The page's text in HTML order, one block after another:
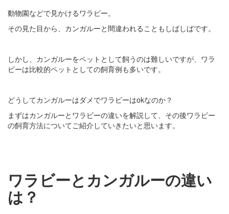
動物園などで見かけるワラビー。
その見た目から、カンガルーと間違われることもしばしばです。
しかし、カンガルーをペットとして飼うのは難しいですが、ワラ
ビーは比較的ペットとしての飼育例も多いです。
どうしてカンガルーはダメでワラビーはokなのか？
まずはカンガルーとワラビーの違いを解説して、その後ワラビー
の飼育方法についてご紹介していきたいと思います。
ワラビーとカンガルーの違い
は？